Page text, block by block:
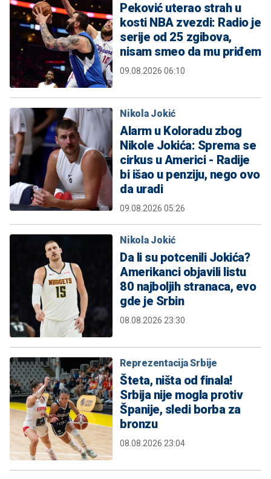
Peković uterao strah u
kosti NBA zvezdi: Radio je
serije od 25 zgibova,
nisam smeo da mu priđem
09.08.2026 06:10
Nikola Jokić
Alarm u Koloradu zbog
Nikole Jokića: Sprema se
cirkus u Americi - Radije
bi išao u penziju, nego ovo
da uradi
09.08.2026 05:26
Nikola Jokić
Da li su potcenili Jokića?
Amerikanci objavili listu
80 najboljih stranaca, evo
gde je Srbin
08.08.2026 23:30
Reprezentacija Srbije
Šteta, ništa od finala!
Srbija nije mogla protiv
Španije, sledi borba za
bronzu
08.08.2026 23:04